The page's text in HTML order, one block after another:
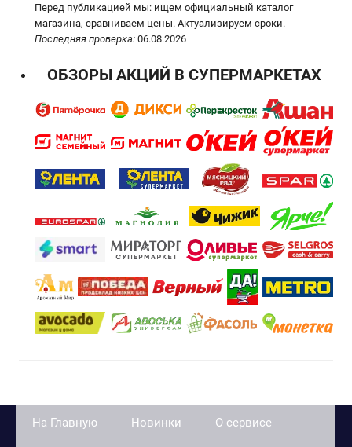
Перед публикацией мы: ищем официальный каталог
магазина, сравниваем цены. Актуализируем сроки.
Последняя проверка: 06.08.2026
ОБЗОРЫ АКЦИЙ В СУПЕРМАРКЕТАХ
На Главную Новинки О сервисе